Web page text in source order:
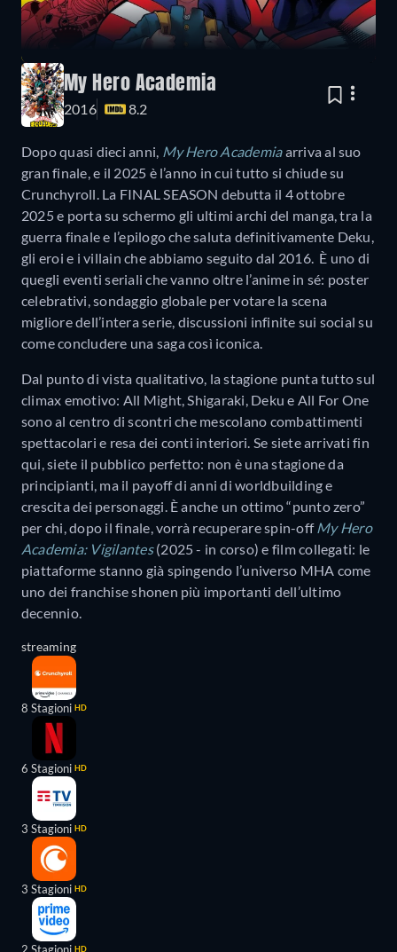
My Hero Academia
2016 8.2
Dopo quasi dieci anni, My Hero Academiaarriva al suo
gran finale, e il 2025 è l’anno in cui tutto si chiude su
Crunchyroll. La FINAL SEASON debutta il 4 ottobre
2025 e porta su schermo gli ultimi archi del manga, tra la
guerra finale e l’epilogo che saluta definitivamente Deku,
gli eroi e i villain che abbiamo seguito dal 2016. È uno di
quegli eventi seriali che vanno oltre l’anime in sé: poster
celebrativi, sondaggio globale per votare la scena
migliore dell’intera serie, discussioni infinite sui social su
come concludere una saga così iconica.
Dal punto di vista qualitativo, la stagione punta tutto sul
climax emotivo: All Might, Shigaraki, Deku e All For One
sono al centro di scontri che mescolano combattimenti
spettacolari e resa dei conti interiori. Se siete arrivati fin
qui, siete il pubblico perfetto: non è una stagione da
principianti, ma il payoff di anni di worldbuilding e
crescita dei personaggi. È anche un ottimo “punto zero”
per chi, dopo il finale, vorrà recuperare spin-offMy Hero
Academia: Vigilantes(2025 - in corso) e film collegati: le
piattaforme stanno già spingendo l’universo MHA come
uno dei franchise shonen più importanti dell’ultimo
decennio.
streaming
8 Stagioni HD
6 Stagioni HD
3 Stagioni HD
3 Stagioni HD
HD